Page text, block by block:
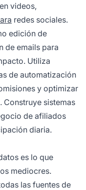
videos,
redes sociales.
edición de
de emails para
Utiliza
de automatización
y optimizar
Construye sistemas
de afiliados
diaria.
es lo que
mediocres.
las fuentes de